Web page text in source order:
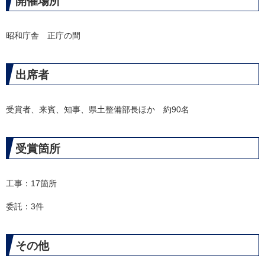
昭和庁舎 正庁の間
出席者
受賞者、来賓、知事、県土整備部長ほか 約90名
受賞箇所
工事：17箇所
委託：3件​
その他